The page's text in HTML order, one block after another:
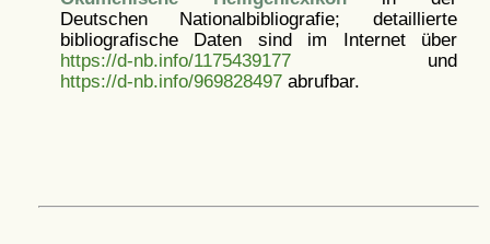
Deutschen Nationalbibliografie; detaillierte
bibliografische Daten sind im Internet über
https://d-nb.info/1175439177und
https://d-nb.info/969828497abrufbar.